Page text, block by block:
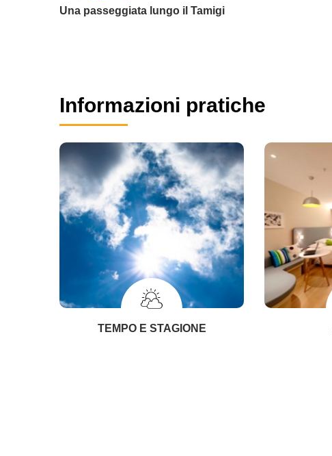
Una passeggiata lungo il Tamigi
Informazioni pratiche
TEMPO E STAGIONE